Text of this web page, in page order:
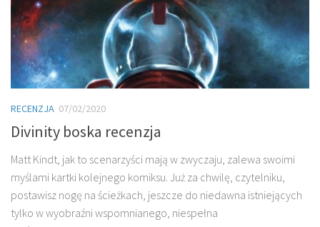
RECENZJA 07/02/2020
Divinity boska recenzja
Matt Kindt, jak to scenarzyści mają w zwyczaju, zalewa swoimi
myślami kartki kolejnego komiksu. Już za chwilę, czytelniku,
postawisz nogę na ścieżkach, jeszcze do niedawna istniejących
tylko w wyobraźni wspomnianego, niespełna